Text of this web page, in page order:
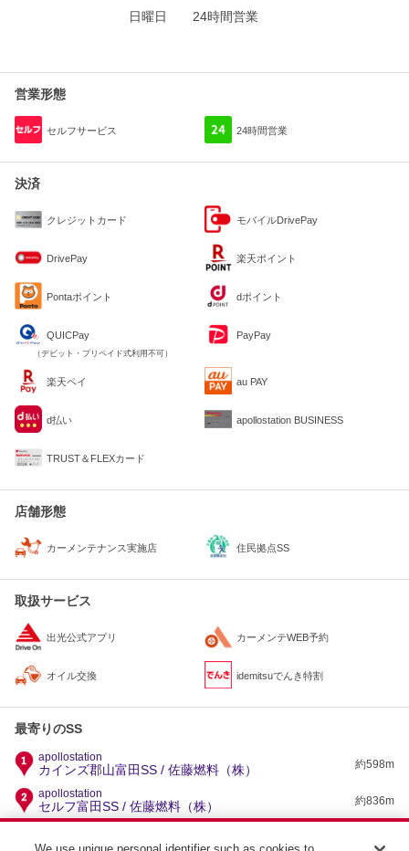
日曜日
24時間営業
営業形態
セルフサービス 24時間営業
決済
クレジットカード モバイルDrivePay
DrivePay 楽天ポイント
Pontaポイント dポイント
QUICPay
（デビット・プリペイド式利用不可）
PayPay
楽天ペイ au PAY
d払い apollostation BUSINESS
TRUST＆FLEXカード
店舗形態
カーメンテナンス実施店 住民拠点SS
取扱サービス
出光公式アプリ カーメンテWEB予約
オイル交換 idemitsuでんき特割
最寄りのSS
apollostation
カインズ郡山富田SS / 佐藤燃料（株） 約598m
apollostation
セルフ富田SS / 佐藤燃料（株） 約836m
49号郡山インターSS / （株）東日本宇佐美 東北支店